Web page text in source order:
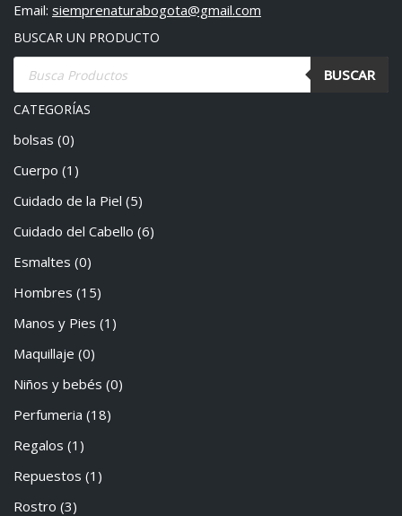
Email: siemprenaturabogota@gmail.com
BUSCAR UN PRODUCTO
BUSCAR
CATEGORÍAS
bolsas (0)
Cuerpo (1)
Cuidado de la Piel (5)
Cuidado del Cabello (6)
Esmaltes (0)
Hombres (15)
Manos y Pies (1)
Maquillaje (0)
Niños y bebés (0)
Perfumeria (18)
Regalos (1)
Repuestos (1)
Rostro (3)